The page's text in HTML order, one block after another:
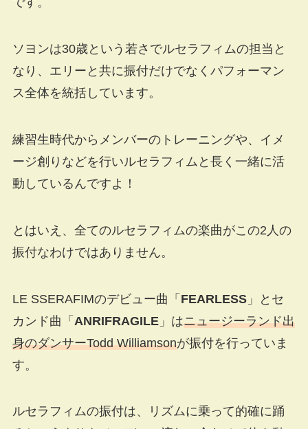
ソヨンは30歳という若さでルセラフィムの担当と
なり、エリーと共に振付だけでなくパフォーマン
ス全体を統括しています。
練習生時代からメンバーのトレーニングや、イメ
ージ創りなどを行いルセラフィムと長く一緒に活
動しているんですよ！
とはいえ、全てのルセラフィムの楽曲がこの2人の
振付なわけではありません。
LE SSERAFIMのデビュー曲「 FEARLESS」とセ
カンド曲「 ANRIFRAGILE」はニュージーランド出
身のダンサーTodd Williamsonが振付を行っていま
す。
ルセラフィムの振付は、リズムに乗って的確に踊